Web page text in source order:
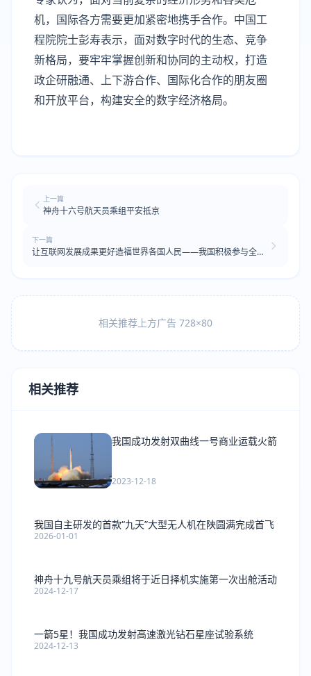
机，国际各方需要更加紧密地携手合作。中国工
程院院士彭寿表示，面对数字时代的生态、竞争
新格局，要牢牢掌握创新和协同的主动权，打造
政企研融通、上下游合作、国际化合作的朋友圈
和开放平台，构建安全的数字经济格局。
上一篇
神舟十六号航天员乘组平安抵京
下一篇
让互联网发展成果更好造福世界各国人民——我国积极参与全球
相关推荐上方广告 728×80
相关推荐
我国成功发射双曲线一号商业运载火箭
2023-12-18
我国自主研发的首款“九天”大型无人机在陕圆满完成首飞
2026-01-01
神舟十九号航天员乘组将于近日择机实施第一次出舱活动
2024-12-17
一箭5星！我国成功发射高速激光钻石星座试验系统
2024-12-13